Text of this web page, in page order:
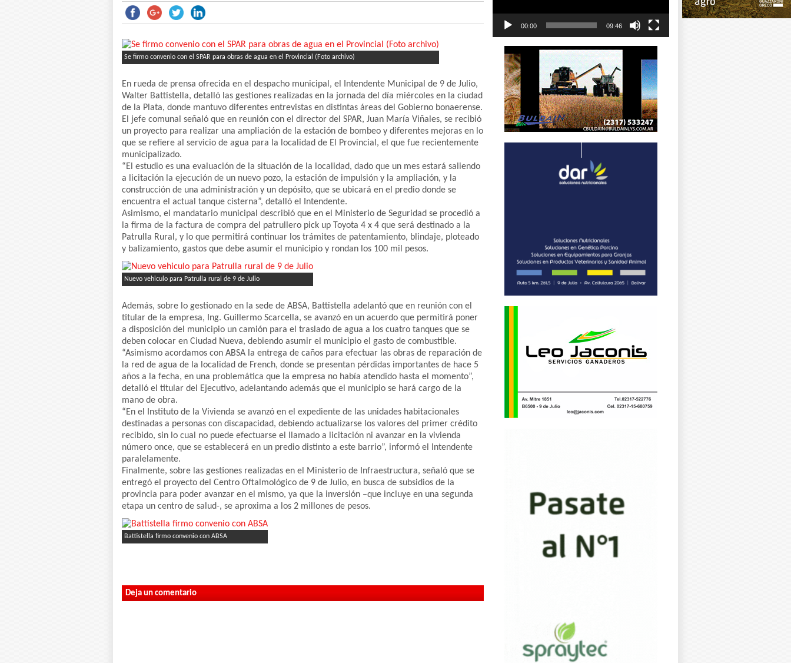
Se firmo convenio con el SPAR para obras de agua en el Provincial (Foto archivo)
En rueda de prensa ofrecida en el despacho municipal, el Intendente Municipal de 9 de Julio,
Walter Battistella, detalló las gestiones realizadas en la jornada del día miércoles en la ciudad
de la Plata, donde mantuvo diferentes entrevistas en distintas áreas del Gobierno bonaerense.
El jefe comunal señaló que en reunión con el director del SPAR, Juan María Viñales, se recibió
un proyecto para realizar una ampliación de la estación de bombeo y diferentes mejoras en lo
que se refiere al servicio de agua para la localidad de El Provincial, el que fue recientemente
municipalizado.
“El estudio es una evaluación de la situación de la localidad, dado que un mes estará saliendo
a licitación la ejecución de un nuevo pozo, la estación de impulsión y la ampliación, y la
construcción de una administración y un depósito, que se ubicará en el predio donde se
encuentra el actual tanque cisterna”, detalló el Intendente.
Asimismo, el mandatario municipal describió que en el Ministerio de Seguridad se procedió a
la firma de la factura de compra del patrullero pick up Toyota 4 x 4 que será destinado a la
Patrulla Rural, y lo que permitirá continuar los trámites de patentamiento, blindaje, ploteado
y balizamiento, gastos que debe asumir el municipio y rondan los 100 mil pesos.
Nuevo vehiculo para Patrulla rural de 9 de Julio
Además, sobre lo gestionado en la sede de ABSA, Battistella adelantó que en reunión con el
titular de la empresa, Ing. Guillermo Scarcella, se avanzó en un acuerdo que permitirá poner
a disposición del municipio un camión para el traslado de agua a los cuatro tanques que se
deben colocar en Ciudad Nueva, debiendo asumir el municipio el gasto de combustible.
“Asimismo acordamos con ABSA la entrega de caños para efectuar las obras de reparación de
la red de agua de la localidad de French, donde se presentan pérdidas importantes de hace 5
años a la fecha, en una problemática que la empresa no había atendido hasta el momento”,
detalló el titular del Ejecutivo, adelantando además que el municipio se hará cargo de la
mano de obra.
“En el Instituto de la Vivienda se avanzó en el expediente de las unidades habitacionales
destinadas a personas con discapacidad, debiendo actualizarse los valores del primer crédito
recibido, sin lo cual no puede efectuarse el llamado a licitación ni avanzar en la vivienda
número once, que se establecerá en un predio distinto a este barrio”, informó el Intendente
paralelamente.
Finalmente, sobre las gestiones realizadas en el Ministerio de Infraestructura, señaló que se
entregó el proyecto del Centro Oftalmológico de 9 de Julio, en busca de subsidios de la
provincia para poder avanzar en el mismo, ya que la inversión –que incluye en una segunda
etapa un centro de salud-, se aproxima a los 2 millones de pesos.
Battistella firmo convenio con ABSA
Deja un comentario
00:00 09:46